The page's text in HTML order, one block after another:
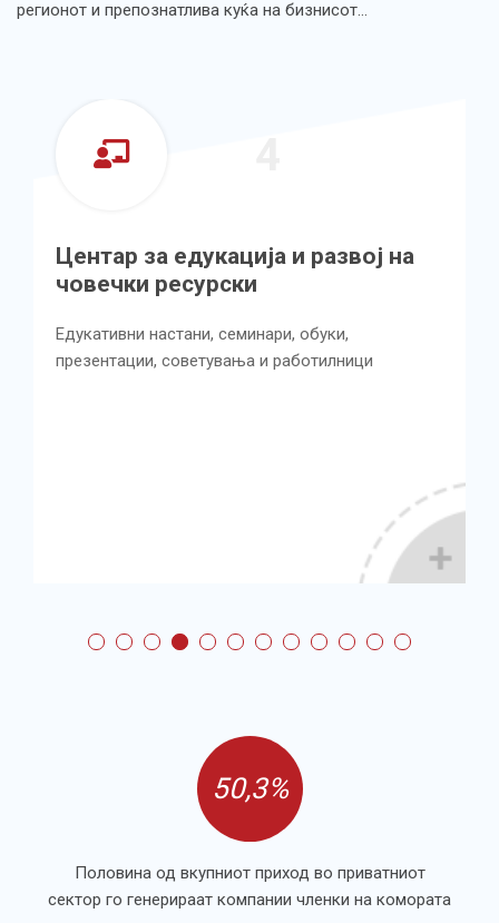
регионот и препознатлива куќа на бизнисот…
Центар за едукација и развој на
човечки ресурски
Едукативни настани, семинари, обуки,
презентации, советувања и работилници
50,3%
Половина од вкупниот приход во приватниот
сектор го генерираат компании членки на комората